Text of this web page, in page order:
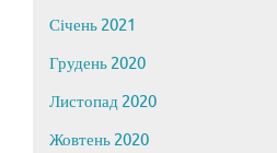
Січень 2021
Грудень 2020
Листопад 2020
Жовтень 2020